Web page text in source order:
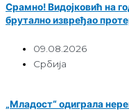
Срамно! Видојковић на
брутално извређао
09.08.2026
Србија
„Младост“ одиграла